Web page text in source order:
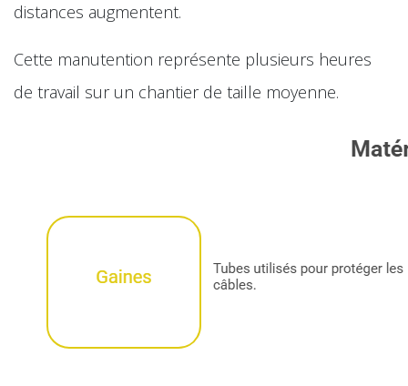
distances augmentent.
Cette manutention représente plusieurs heures
de travail sur un chantier de taille moyenne.